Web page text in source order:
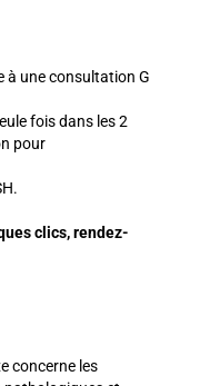
à une consultation G
fois dans les 2
pour
clics, rendez-
concerne les